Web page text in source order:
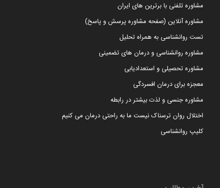
مشاوره تلفنی با برترین های ایران
مشاوره آنلاین (صفحه مشاوره پرسش و پاسخ)
تست روانشناسی به همراه تحلیل
مشاوره روانشناسی و درمان های تضمینی
مشاوره تحصیلی و استعدادیابی
معجزه برای درمان افسردگی
مشاوره جنسی و لذت بیشتر در رابطه
اختلال روان ترسناک نیست ما به راحتی درمان می کنیم
کلیپ روانشناسی